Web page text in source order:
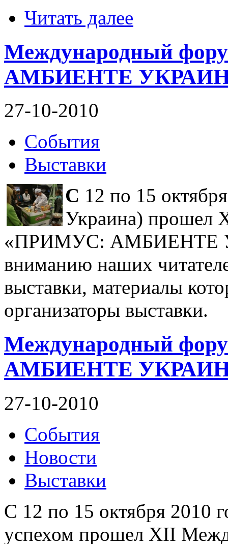
Читать далее
Международный
АМБИЕНТЕ УКРАИНА
27-10-2010
События
Выставки
С 12 по 15
Украина) прошел
«ПРИМУС: АМБИЕНТЕ
вниманию наших
выставки, материалы
организаторы выставки.
Международный
АМБИЕНТЕ УКРАИНА
27-10-2010
События
Новости
Выставки
С 12 по 15 октября 2010
успехом прошел XII